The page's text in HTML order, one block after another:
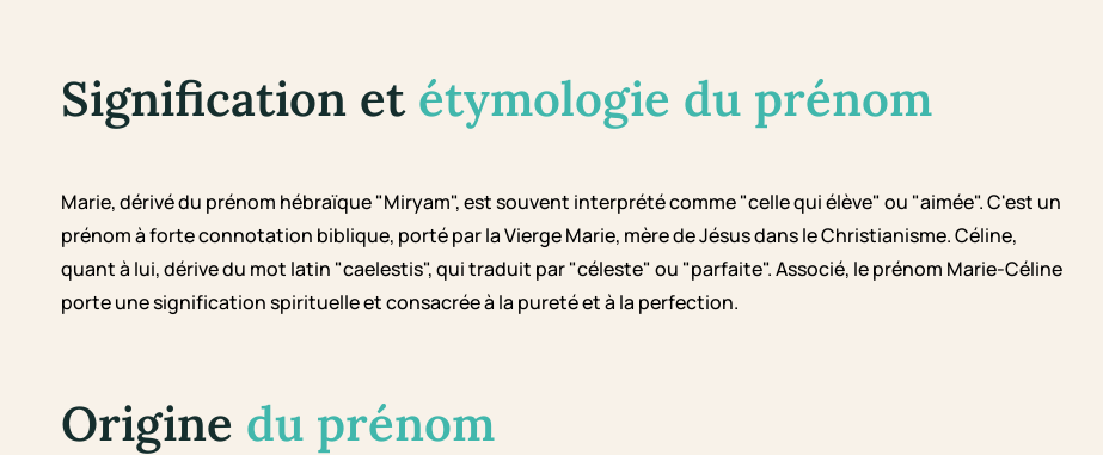
Signification et étymologie du prénom
Marie, dérivé du prénom hébraïque "Miryam", est souvent interprété comme "celle qui élève" ou "aimée". C'est un
prénom à forte connotation biblique, porté par la Vierge Marie, mère de Jésus dans le Christianisme. Céline,
quant à lui, dérive du mot latin "caelestis", qui traduit par "céleste" ou "parfaite". Associé, le prénom Marie-Céline
porte une signification spirituelle et consacrée à la pureté et à la perfection.
Origine du prénom